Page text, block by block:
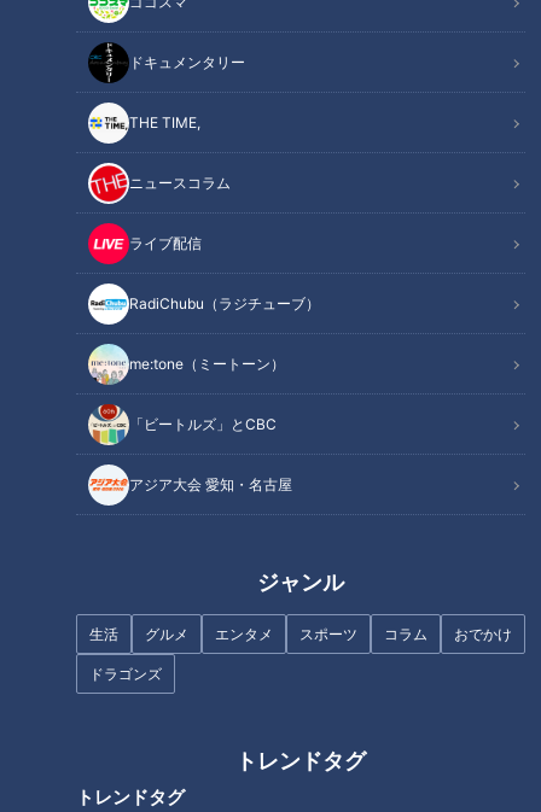
ドキュメンタリー
THE TIME,
ニュースコラム
ライブ配信
RadiChubu（ラジチューブ）
me:tone（ミートーン）
「ビートルズ」とCBC
アジア大会 愛知・名古屋
ジャンル
生活 グルメ エンタメ スポーツ コラム おでかけ
ドラゴンズ
トレンドタグ
トレンドタグ
をきっかけに注目が高まっている“卵子凍結”。妊娠・出産のタ
イミングを自分で選び、キャリアと両立させたいと考える女性
にとって、いまや大切な選択肢の一つになりつつあります。一
方で、正しい知識や実際の体験談に触れる機会はまだ限られて
いるのが現状です。
今回は、名古屋市池下の「まるたARTクリニック」で開催され
た対談セミナーを取材。登壇したのは、同院の丸田院長と、卵
子凍結を経て妊娠・出産を実現した女性です。
「卵子の質と年齢」「時代背景から見る卵子凍結の必要性」
「高額な費用と助成金の現実」など、医学的な観点から語られ
る日本の課題や、当事者のリアルな本音まで語られました。
（取材・報告；me:tone編集部 小島）